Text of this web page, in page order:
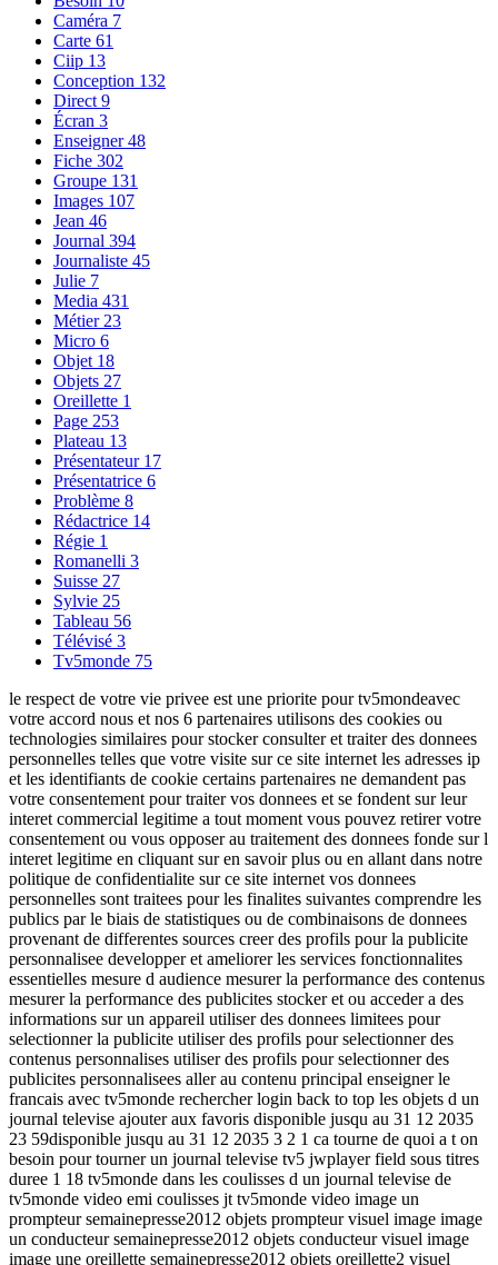
Caméra 7
Carte 61
Ciip 13
Conception 132
Direct 9
Écran 3
Enseigner48
Fiche 302
Groupe 131
Images 107
Jean 46
Journal 394
Journaliste 45
Julie 7
Media 431
Métier 23
Micro 6
Objet 18
Objets 27
Oreillette 1
Page 253
Plateau 13
Présentateur 17
Présentatrice 6
Problème 8
Rédactrice 14
Régie 1
Romanelli 3
Suisse 27
Sylvie 25
Tableau 56
Télévisé 3
Tv5monde 75
le respect de votre vie privee est une priorite pour tv5mondeavec
votre accord nous et nos 6 partenaires utilisons des cookies ou
technologies similaires pour stocker consulter et traiter des donnees
personnelles telles que votre visite sur ce site internet les adresses ip
et les identifiants de cookie certains partenaires ne demandent pas
votre consentement pour traiter vos donnees et se fondent sur leur
interet commercial legitime a tout moment vous pouvez retirer votre
consentement ou vous opposer au traitement des donnees fonde sur l
interet legitime en cliquant sur en savoir plus ou en allant dans notre
politique de confidentialite sur ce site internet vos donnees
personnelles sont traitees pour les finalites suivantes comprendre les
publics par le biais de statistiques ou de combinaisons de donnees
provenant de differentes sources creer des profils pour la publicite
personnalisee developper et ameliorer les services fonctionnalites
essentielles mesure d audience mesurer la performance des contenus
mesurer la performance des publicites stocker et ou acceder a des
informations sur un appareil utiliser des donnees limitees pour
selectionner la publicite utiliser des profils pour selectionner des
contenus personnalises utiliser des profils pour selectionner des
publicites personnalisees aller au contenu principal enseigner le
francais avec tv5monde rechercher login back to top les objets d un
journal televise ajouter aux favoris disponible jusqu au 31 12 2035
23 59disponible jusqu au 31 12 2035 3 2 1 ca tourne de quoi a t on
besoin pour tourner un journal televise tv5 jwplayer field sous titres
duree 1 18 tv5monde dans les coulisses d un journal televise de
tv5monde video emi coulisses jt tv5monde video image un
prompteur semainepresse2012 objets prompteur visuel image image
un conducteur semainepresse2012 objets conducteur visuel image
image une oreillette semainepresse2012 objets oreillette2 visuel